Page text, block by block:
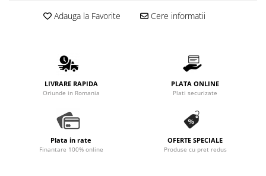
PortafiltreAdauga la Favorite Cere informatii
LIVRARE RAPIDA
Oriunde in Romania
PLATA ONLINE
Plati securizate
Plata in rate
Finantare 100% online
OFERTE SPECIALE
Produse cu pret redus